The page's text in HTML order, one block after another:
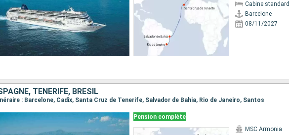
Cabine standard
Barcelone
08/11/2027
TENERIFE, BRÉSIL
: Barcelone, Cadix, Santa Cruz de Tenerife, Salvador de Bahia, Rio de Janeiro, Santos
Pension complète
MSC Armonia